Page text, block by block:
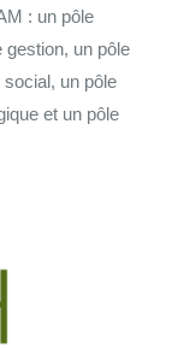
: un pôle
gestion, un pôle
un pôle
et un pôle